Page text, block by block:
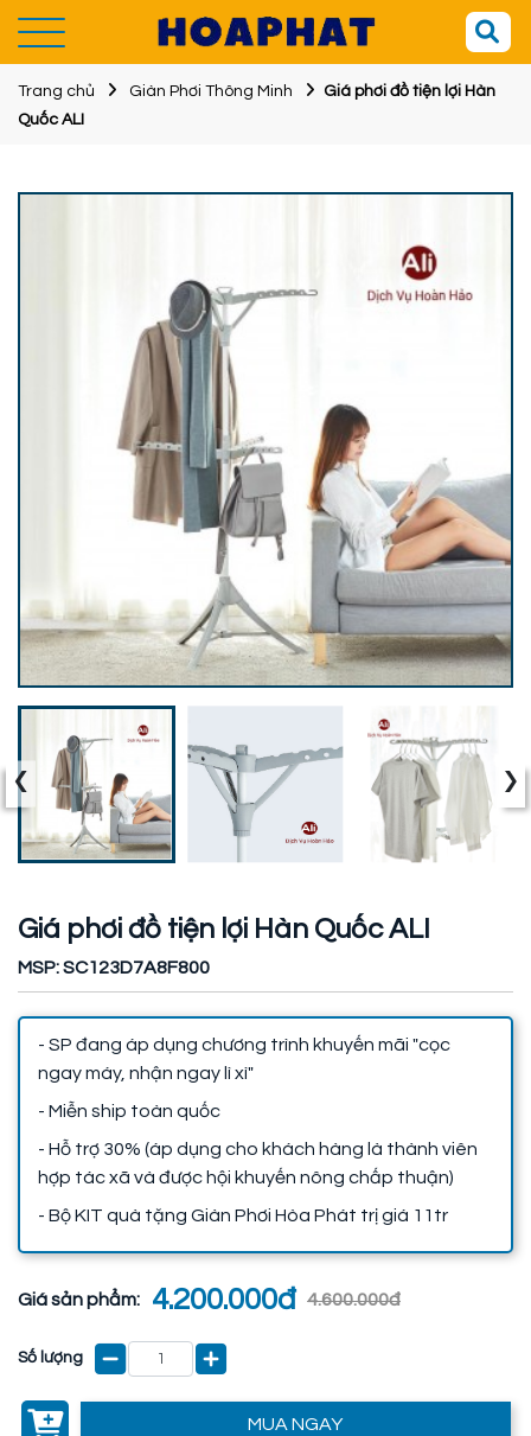
Trang chủ Giàn Phơi Thông Minh
Giá phơi đồ tiện lợi Hàn
Quốc ALI
‹ ›
Giá phơi đồ tiện lợi Hàn Quốc ALI
MSP: SC123D7A8F800
- SP đang áp dụng chương trình khuyến mãi "cọc
ngay máy, nhận ngay lì xì"
- Miễn ship toàn quốc
- Hỗ trợ 30% (áp dụng cho khách hàng là thành viên
hợp tác xã và được hội khuyến nông chấp thuận)
- Bộ KIT quà tặng Giàn Phơi Hòa Phát trị giá 11tr
Giá sản phẩm: 4.200.000đ 4.600.000đ
Số lượng
MUA NGAY